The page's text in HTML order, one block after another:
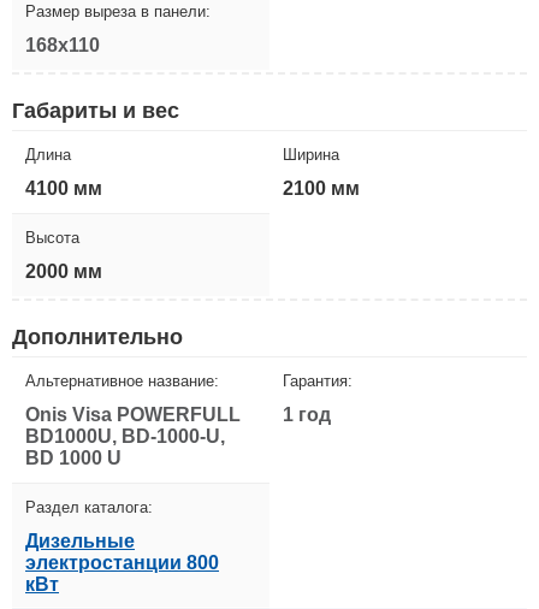
Размер выреза в панели:
168x110
Габариты и вес
Длина
4100 мм
Ширина
2100 мм
Высота
2000 мм
Дополнительно
Альтернативное название:
Onis Visa POWERFULL
BD1000U, BD-1000-U,
BD 1000 U
Гарантия:
1 год
Раздел каталога:
Дизельные
электростанции 800
кВт